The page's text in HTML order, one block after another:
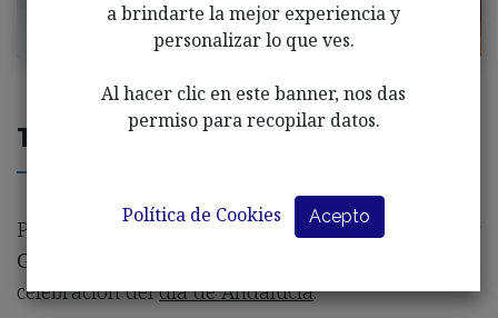
Taller de cocina en Afale
Programamos un taller de cocina para elaborar
GAZPACHO ANDALUZ
celebración deldía de Andalucía.
a brindarte la mejor experiencia y
personalizar lo que ves.
Al hacer clic en este banner, nos das
permiso para recopilar datos.
Política de Cookies Acepto